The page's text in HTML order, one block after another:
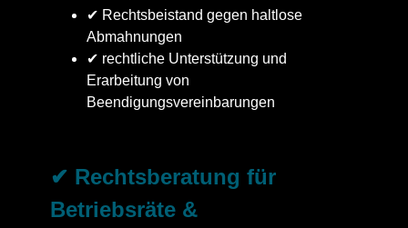
✔ Rechtsbeistand gegen haltlose
Abmahnungen
✔ rechtliche Unterstützung und
Erarbeitung von
Beendigungsvereinbarungen
✔ Rechtsberatung für
Betriebsräte &